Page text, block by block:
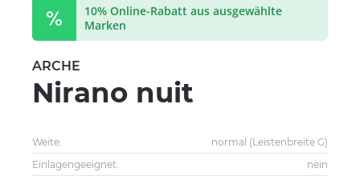
10% Online-Rabatt aus ausgewählte
Marken
ARCHE
Nirano nuit
Weite:
normal (Leistenbreite G)
Einlagengeeignet:
nein